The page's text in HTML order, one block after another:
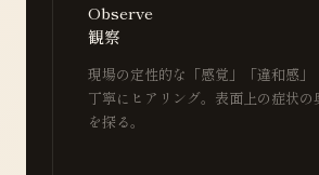
Observe
観察
現場の定性的な「感覚」「違和感」
丁寧にヒアリング。表面上の症状の
を探る。